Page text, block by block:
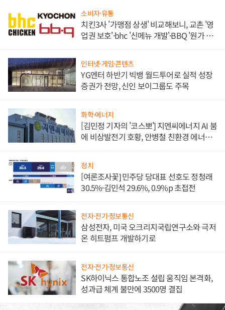
소비자·유통
치킨3사 '가맹점 상생' 비교해보니, 교촌 '영
업권 보호'·bhc '신메뉴 개발'·BBQ '원가 부
인터넷·게임·콘텐츠
YG엔터 하반기 빅뱅 월드투어로 실적 성장
증권가 전망, 신인 보이그룹도 주목
화학·에너지
[김민정 기자의 '코스뽀'] 지엔씨에너지 AI 붐
에 비상발전기 호황, 안병철 친환경 에너지
정치
[여론조사꽃] 민주당 당대표 선호도 정청래
30.5%·김민석 29.6%, 0.9%p 초접전
전자·전기·정보통신
삼성전자, 미국 오크리지국립연구소와 극저
온 히트펌프 개발하기로
전자·전기·정보통신
SK하이닉스 통합노조 설립 움직임 본격화,
성과급 체계 불만에 3500명 결집